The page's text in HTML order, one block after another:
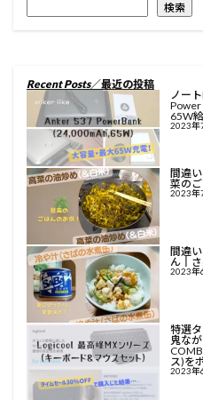
検索
Recent Posts／最近の投稿
ノー
Power
65W
2023年
間違
菜の
2023年
間違
ん║さ
2023年
特選
鬼な
ス)を
2023年